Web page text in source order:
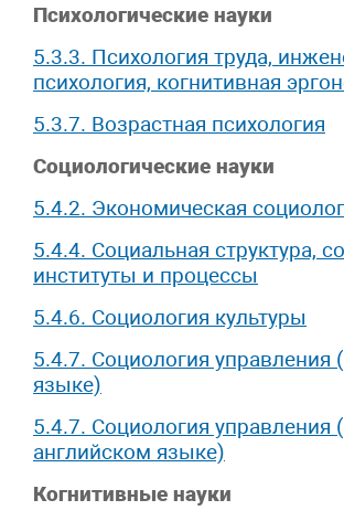
Психологические науки
5.3.3. Психология труда,
психология, когнитивная
5.3.7. Возрастная психология
Социологические науки
5.4.2. Экономическая
5.4.4. Социальная структура,
институты и процессы
5.4.6. Социология культуры
5.4.7. Социология управления
языке)
5.4.7. Социология управления
английском языке)
Когнитивные науки